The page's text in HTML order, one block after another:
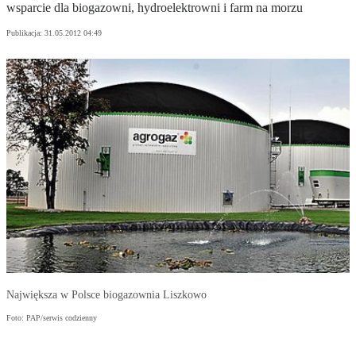
wsparcie dla biogazowni, hydroelektrowni i farm na morzu
Publikacja: 31.05.2012 04:49
Największa w Polsce biogazownia Liszkowo
Foto: PAP/serwis codzienny